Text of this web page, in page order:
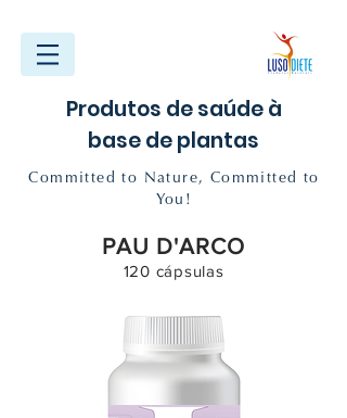
Produtos de saúde à
base de plantas
Committed to Nature, Committed to
You!
PAU D'ARCO
120 cápsulas